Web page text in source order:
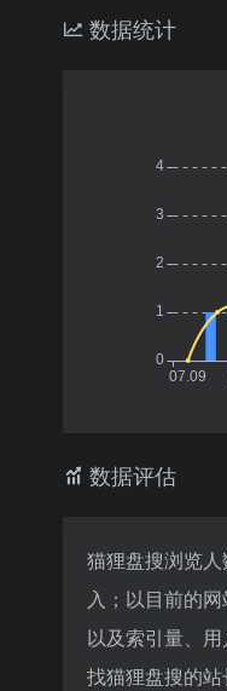
数据统计
数据评估
猫狸盘搜浏览
入；以目前的
以及索引量、
找猫狸盘搜的